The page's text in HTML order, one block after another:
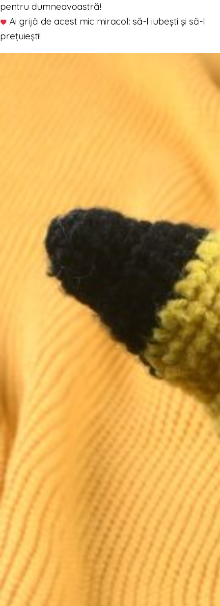
pentru dumneavoastră!
Ai grijă de acest mic miracol: să-l iubești și să-l
prețuiești!